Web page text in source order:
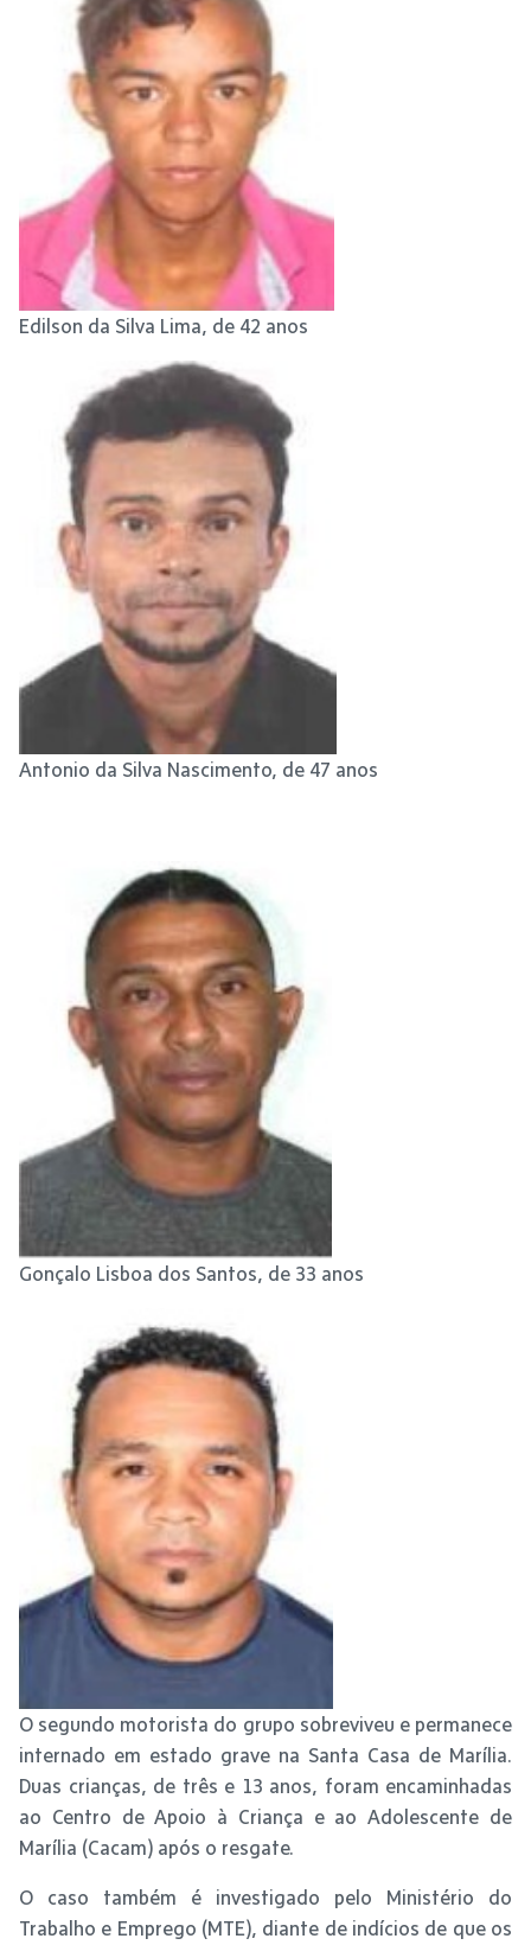
Edilson da Silva Lima, de 42 anos
Antonio da Silva Nascimento, de 47 anos
Gonçalo Lisboa dos Santos, de 33 anos
O segundo motorista do grupo sobreviveu e permanece
internado em estado grave na Santa Casa de Marília.
Duas crianças, de três e 13 anos, foram encaminhadas
ao Centro de Apoio à Criança e ao Adolescente de
Marília (Cacam) após o resgate.
O caso também é investigado pelo Ministério do
Trabalho e Emprego (MTE), diante de indícios de que os